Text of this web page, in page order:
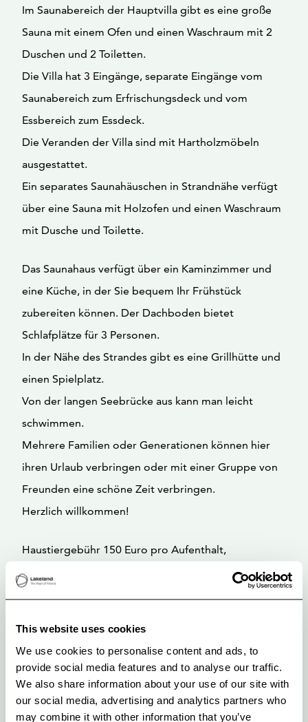
This website uses cookies
We use cookies to personalise content and ads, to
provide social media features and to analyse our traffic.
We also share information about your use of our site with
our social media, advertising and analytics partners who
may combine it with other information that you’ve
Im Saunabereich der Hauptvilla gibt es eine große
Sauna mit einem Ofen und einen Waschraum mit 2
Duschen und 2 Toiletten.
Die Villa hat 3 Eingänge, separate Eingänge vom
Saunabereich zum Erfrischungsdeck und vom
Essbereich zum Essdeck.
Die Veranden der Villa sind mit Hartholzmöbeln
ausgestattet.
Ein separates Saunahäuschen in Strandnähe verfügt
über eine Sauna mit Holzofen und einen Waschraum
mit Dusche und Toilette.
Das Saunahaus verfügt über ein Kaminzimmer und
eine Küche, in der Sie bequem Ihr Frühstück
zubereiten können. Der Dachboden bietet
Schlafplätze für 3 Personen.
In der Nähe des Strandes gibt es eine Grillhütte und
einen Spielplatz.
Von der langen Seebrücke aus kann man leicht
schwimmen.
Mehrere Familien oder Generationen können hier
ihren Urlaub verbringen oder mit einer Gruppe von
Freunden eine schöne Zeit verbringen.
Herzlich willkommen!
Haustiergebühr 150 Euro pro Aufenthalt,
Bettwäsche und Handtücher, wenn nötig 15 Euro
In der Saison ist der Umtauschtag der Donnerstag.